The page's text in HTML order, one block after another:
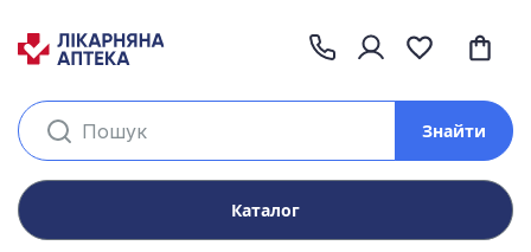
Каталог
Знайти